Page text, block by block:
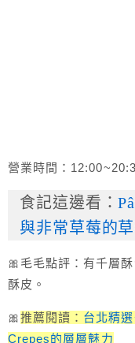
營業時間：
食記這邊看：
與非常草莓的
🎀毛毛點評：有千層
酥皮。
🎀推薦閱讀： 台北精
Crepes的層層魅力